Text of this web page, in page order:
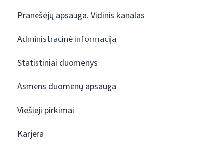
Pranešėjų apsauga. Vidinis kanalas
Administracinė informacija
Statistiniai duomenys
Asmens duomenų apsauga
Viešieji pirkimai
Karjera